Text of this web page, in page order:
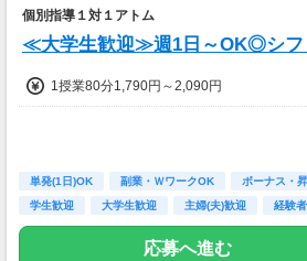
個別指導１対１アトム
≪大学生歓迎≫週1日～OK◎シ
1授業80分1,790円～2,090円
単発(1日)OK 副業・ＷワークOK ボーナス・
学生歓迎
大学生歓迎 主婦(夫)歓迎 経験
応募へ進む